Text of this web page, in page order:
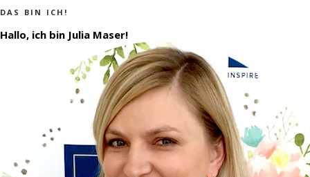
DAS BIN ICH!
Hallo, ich bin Julia Maser!